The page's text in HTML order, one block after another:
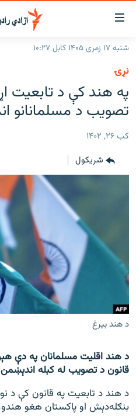
د
لاسرسۍ
وړ
لېنکونه
اصلي
متن
ته
اصلي
ورتلل
راپورونه
نړۍ
خبرونه
اونیزې خپرونې
انځوریزه برخه
د کډوالۍ بحران
'کووېډ-۱۹'
اړیکه
دري پاڼه
Azadi English
راسره ملګري شئ
د ازادې اروپا/ ازادي راډيو ټولې
شنبه ۱۷ زمری ۱۴۰۵ کابل ۱۰:۲۷
نړۍ
په هند کې د تابعیت
تصویب د مسلمانانو
کب ۲۶, ۱۴۰۲
شريکول
د هند بیرغ
د هند اقلیت مسلمانان په دې
قانون د تصویب له کبله
د هند د تابعیت په قانون کې د
بنګله‌دېش او پاکستان هغو